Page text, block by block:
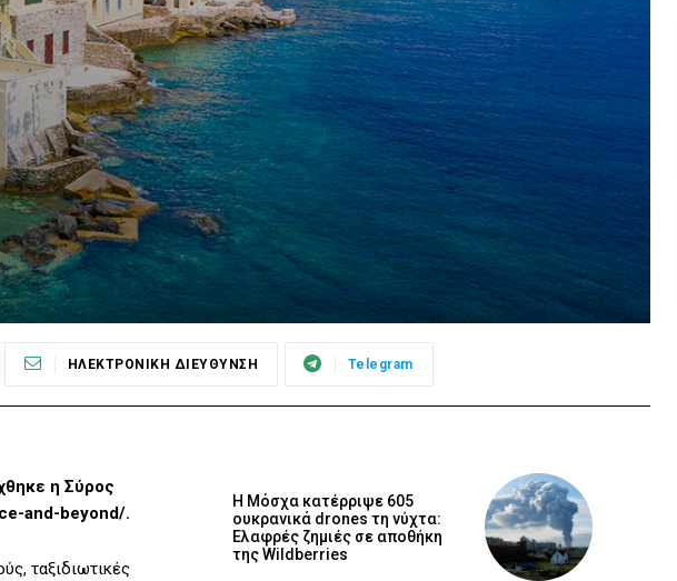
ΗΛΕΚΤΡΟΝΙΚΗ ΔΙΕΥΘΥΝΣΗ Telegram
η Σύρος
and-beyond/.
ταξιδιωτικές
Η Μόσχα κατέρριψε 605
ουκρανικά drones τη νύχτα:
Ελαφρές ζημιές σε αποθήκη
της Wildberries